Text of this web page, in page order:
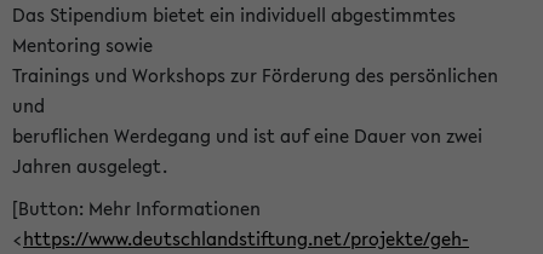
Das Stipendium bietet ein individuell abgestimmtes
Mentoring sowie
Trainings und Workshops zur Förderung des persönlichen
und
beruflichen Werdegang und ist auf eine Dauer von zwei
Jahren ausgelegt.
[Button: Mehr Informationen
<https://www.deutschlandstiftung.net/projekte/geh-